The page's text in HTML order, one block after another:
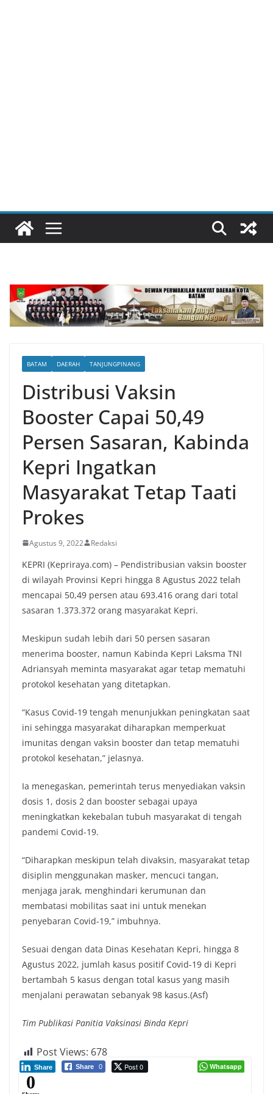
BATAM DAERAH TANJUNGPINANG
Distribusi Vaksin
Booster Capai 50,49
Persen Sasaran, Kabinda
Kepri Ingatkan
Masyarakat Tetap Taati
Prokes
Agustus 9, 2022 Redaksi
KEPRI (Kepriraya.com) – Pendistribusian vaksin booster
di wilayah Provinsi Kepri hingga 8 Agustus 2022 telah
mencapai 50,49 persen atau 693.416 orang dari total
sasaran 1.373.372 orang masyarakat Kepri.
Meskipun sudah lebih dari 50 persen sasaran
menerima booster, namun Kabinda Kepri Laksma TNI
Adriansyah meminta masyarakat agar tetap mematuhi
protokol kesehatan yang ditetapkan.
“Kasus Covid-19 tengah menunjukkan peningkatan saat
ini sehingga masyarakat diharapkan memperkuat
imunitas dengan vaksin booster dan tetap mematuhi
protokol kesehatan,” jelasnya.
Ia menegaskan, pemerintah terus menyediakan vaksin
dosis 1, dosis 2 dan booster sebagai upaya
meningkatkan kekebalan tubuh masyarakat di tengah
pandemi Covid-19.
“Diharapkan meskipun telah divaksin, masyarakat tetap
disiplin menggunakan masker, mencuci tangan,
menjaga jarak, menghindari kerumunan dan
membatasi mobilitas saat ini untuk menekan
penyebaran Covid-19,” imbuhnya.
Sesuai dengan data Dinas Kesehatan Kepri, hingga 8
Agustus 2022, jumlah kasus positif Covid-19 di Kepri
bertambah 5 kasus dengan total kasus yang masih
menjalani perawatan sebanyak 98 kasus.(Asf)
Tim Publikasi Panitia Vaksinasi Binda Kepri
Post Views: 678
Share 0 Post 0
Share Whatsapp
0